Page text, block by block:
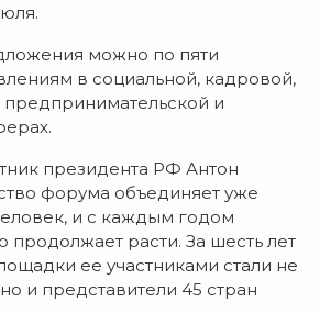
можно по пяти
в социальной, кадровой,
предпринимательской и
президента РФ Антон
форума объединяет уже
и с каждым годом
продолжает расти. За шесть лет
ее участниками стали не
и представители 45 стран